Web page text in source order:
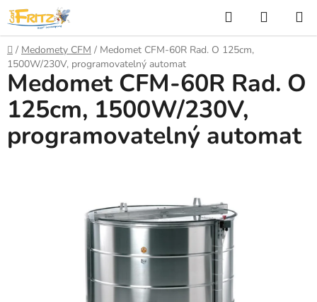
Přejít
na
obsah
Hledat
KOŠÍK
Domů
/ Medomety CFM / Medomet CFM-60R Rad. O 125cm,
1500W/230V, programovatelný automat
Medomet CFM-60R Rad. O
125cm, 1500W/230V,
programovatelný automat